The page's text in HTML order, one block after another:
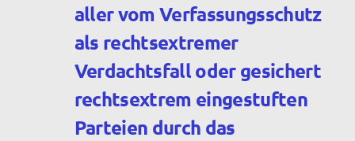
aller vom Verfassungsschutz
als rechtsextremer
Verdachtsfall oder gesichert
rechtsextrem eingestuften
Parteien durch das